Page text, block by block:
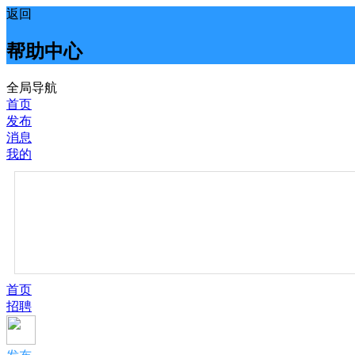
返回
帮助中心
全局导航
首页
发布
消息
我的
首页
招聘